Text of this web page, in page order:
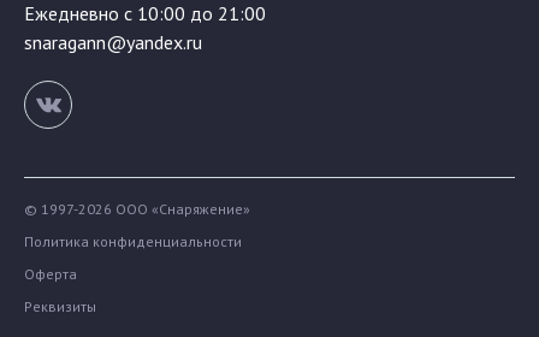
Ежедневно с 10:00 до 21:00
snaragann@yandex.ru
© 1997-2026 ООО «Снаряжение»
Политика конфиденциальности
Оферта
Реквизиты